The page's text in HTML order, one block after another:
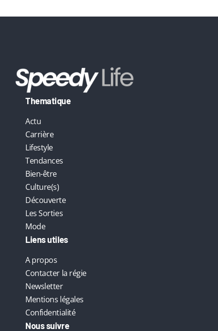
:
Thematique
Actu
Carrière
Lifestyle
Tendances
Bien-être
Culture(s)
Découverte
Les Sorties
Mode
Liens utiles
A propos
Contacter la régie
Newsletter
Mentions légales
Confidentialité
Nous suivre